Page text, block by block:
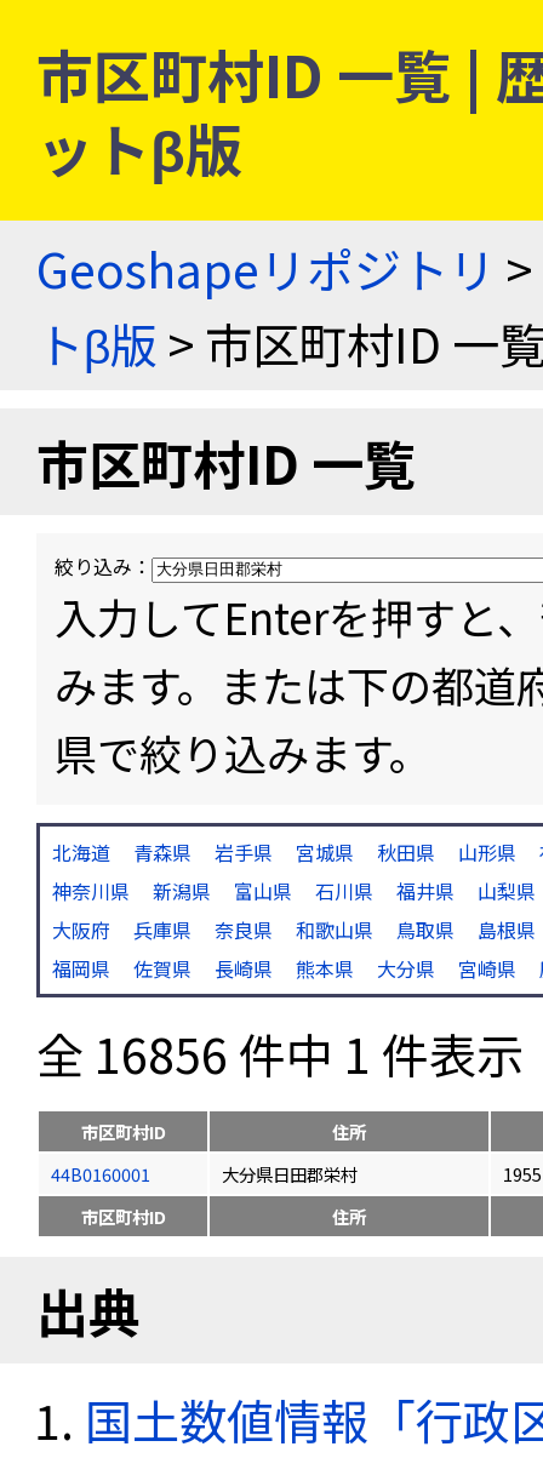
市区町村ID 一覧 |
ットβ版
Geoshapeリポジトリ >
トβ版 > 市区町村ID 一
市区町村ID 一覧
絞り込み：
入力してEnterを押すと
みます。または下の都道
県で絞り込みます。
北海道 青森県 岩手県 宮城県 秋田県 山形県
神奈川県
新潟県 富山県 石川県 福井県
山梨県
大阪府
兵庫県 奈良県 和歌山県 鳥取県
島根県
福岡県
佐賀県 長崎県 熊本県 大分県 宮崎県
全 16856 件中 1 件表示
市区町村ID
住所
44B0160001
大分県日田郡栄村
市区町村ID
住所
出典
国土数値情報「行政